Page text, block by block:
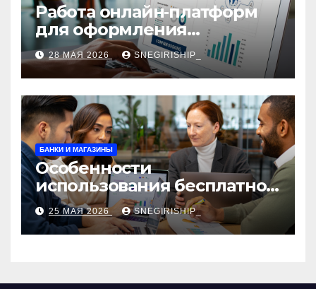
Работа онлайн‑платформ
для оформления
авиабилетов: алгоритмы,
сборы и безопасность
28 МАЯ 2026 SNEGIRISHIP_
БАНКИ И МАГАЗИНЫ
Особенности
использования бесплатной
версии программ для
автоматизации и
управления предприятием
25 МАЯ 2026 SNEGIRISHIP_